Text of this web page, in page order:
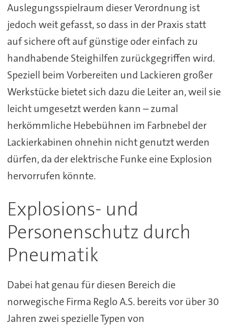
Auslegungsspielraum dieser Verordnung ist
jedoch weit gefasst, so dass in der Praxis statt
auf sichere oft auf günstige oder einfach zu
handhabende Steighilfen zurückgegriffen wird.
Speziell beim Vorbereiten und Lackieren großer
Werkstücke bietet sich dazu die Leiter an, weil sie
leicht umgesetzt werden kann – zumal
herkömmliche Hebebühnen im Farbnebel der
Lackierkabinen ohnehin nicht genutzt werden
dürfen, da der elektrische Funke eine Explosion
hervorrufen könnte.
Explosions- und
Personenschutz durch
Pneumatik
Dabei hat genau für diesen Bereich die
norwegische Firma Reglo A.S. bereits vor über 30
Jahren zwei spezielle Typen von